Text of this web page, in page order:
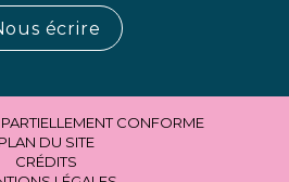
écrire
CONFORME
PLAN DU SITE
CRÉDITS